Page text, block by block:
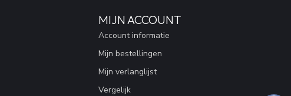
MIJN ACCOUNT
Account informatie
Mijn bestellingen
Mijn verlanglijst
Vergelijk